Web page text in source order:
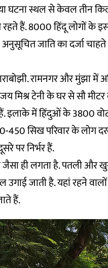
घटना स्थल से केवल तीन
हैं. 8000 हिंदू लोगों के इस
जाति का दर्जा
रामनगर और मुंझा में
मिश्र टेनी के घर से सौ
इलाके में हिंदुओं के 3800
सिख परिवार के लोग
पर निर्भर हैं.
जैसा ही लगता है. पतली और
जाती है. यहां रहने
हैं.